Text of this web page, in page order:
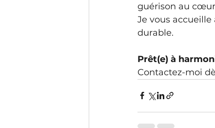
guérison au
Je vous
durable.
Prêt(e) à
Contactez-moi